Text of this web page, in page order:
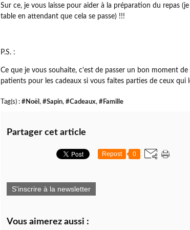
Sur ce, je vous laisse pour aider à la préparation du repas
table en attendant que cela se passe) !!!
P.S. :
Ce que je vous souhaite, c'est de passer un bon moment
patients pour les cadeaux si vous faites parties de ceux qui
Tag(s) : #Noël , #Sapin, #Cadeaux, #Famille
Partager cet article
Repost 0
S'inscrire à la newsletter
Vous aimerez aussi :